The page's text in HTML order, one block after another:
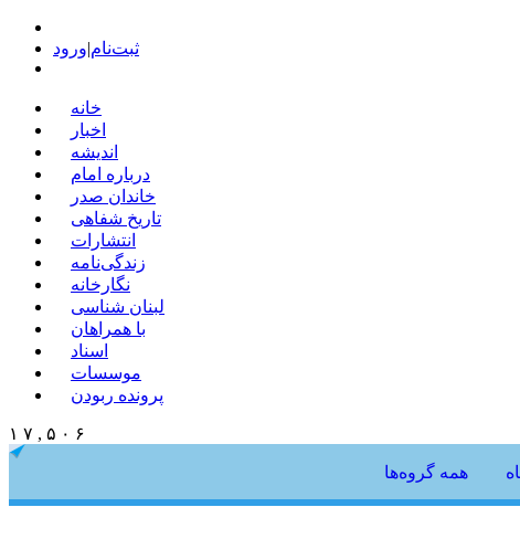
ثبت‌نام|ورود
خانه
اخبار
اندیشه
درباره امام
خاندان صدر
تاریخ شفاهی
انتشارات
زندگی‌نامه
نگارخانه
لبنان شناسی
با همراهان
اسناد
موسسات
پرونده ربودن
۱ ۷ , ۵ ۰ ۶
همه گروه‌ها